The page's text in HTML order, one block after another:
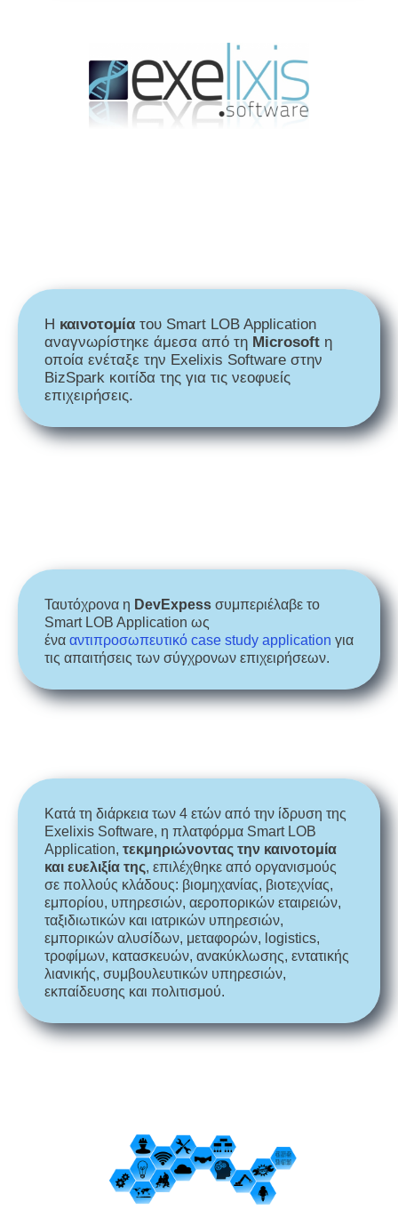
Η καινοτομία του Smart LOB Application
αναγνωρίστηκε άμεσα από τη Microsoft η
οποία ενέταξε την Exelixis Software στην
BizSpark κοιτίδα της για τις νεοφυείς
επιχειρήσεις.
Ταυτόχρονα η DevExpess συμπεριέλαβε το
Smart LOB Application ως
ένα αντιπροσωπευτικό case study application για
τις απαιτήσεις των σύγχρονων επιχειρήσεων.
Κατά τη διάρκεια των 4 ετών από την ίδρυση της
Exelixis Software, η πλατφόρμα Smart LOB
Application, τεκμηριώνοντας την καινοτομία
και ευελιξία της, επιλέχθηκε από οργανισμούς
σε πολλούς κλάδους: βιομηχανίας, βιοτεχνίας,
εμπορίου, υπηρεσιών, αεροπορικών εταιρειών,
ταξιδιωτικών και ιατρικών υπηρεσιών,
εμπορικών αλυσίδων, μεταφορών, logistics,
τροφίμων, κατασκευών, ανακύκλωσης, εντατικής
λιανικής, συμβουλευτικών υπηρεσιών,
εκπαίδευσης και πολιτισμού.